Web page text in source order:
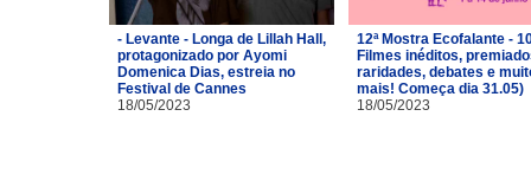
- Levante - Longa de Lillah Hall,
protagonizado por Ayomi
Domenica Dias, estreia no
Festival de Cannes
18/05/2023
12ª Mostra Ecofalante -
Filmes inéditos,
raridades, debates e
mais! Começa dia 31.05)
18/05/2023